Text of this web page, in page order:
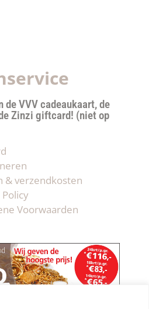
de VVV cadeaukaart, de
Zinzi giftcard! (niet op
& verzendkosten
Policy
Voorwaarden